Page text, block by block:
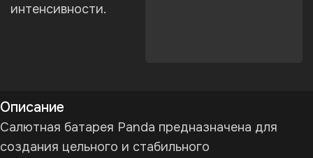
интенсивности.
Описание
Салютная батарея Panda предназначена для
создания цельного и стабильного